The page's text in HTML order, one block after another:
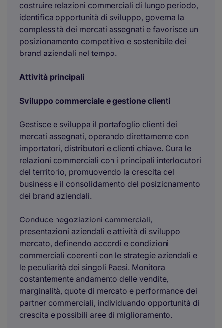
costruire relazioni commerciali di lungo periodo,
identifica opportunità di sviluppo, governa la
complessità dei mercati assegnati e favorisce un
posizionamento competitivo e sostenibile dei
brand aziendali nel tempo.
Attività principali
Sviluppo commerciale e gestione clienti
Gestisce e sviluppa il portafoglio clienti dei
mercati assegnati, operando direttamente con
importatori, distributori e clienti chiave. Cura le
relazioni commerciali con i principali interlocutori
del territorio, promuovendo la crescita del
business e il consolidamento del posizionamento
dei brand aziendali.
Conduce negoziazioni commerciali,
presentazioni aziendali e attività di sviluppo
mercato, definendo accordi e condizioni
commerciali coerenti con le strategie aziendali e
le peculiarità dei singoli Paesi. Monitora
costantemente andamento delle vendite,
marginalità, quote di mercato e performance dei
partner commerciali, individuando opportunità di
crescita e possibili aree di miglioramento.